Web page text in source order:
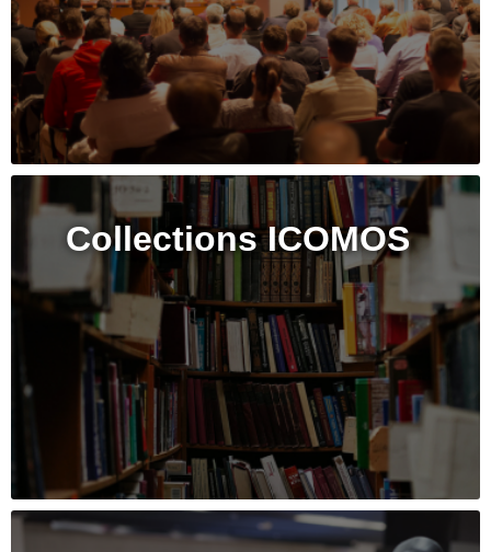
Collections ICOMOS